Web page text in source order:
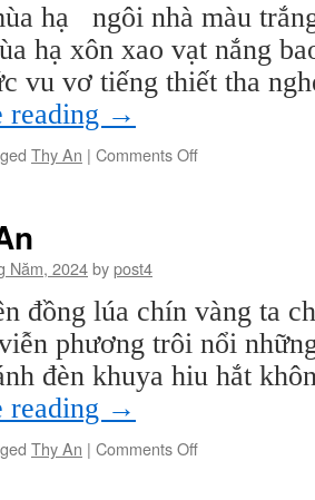
hạ ngôi nhà màu
hạ xôn xao vạt nắng
vu vơ tiếng thiết tha
reading →
Thy An | Comments Offon
Năm, 2024bypost4
đồng lúa chín vàng ta
phương trôi nổi
đèn khuya hiu hắt
reading →
Thy An | Comments Offon